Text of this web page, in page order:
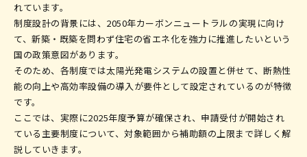
れています。
制度設計の背景には、2050年カーボンニュートラルの実現に向け
て、新築・既築を問わず住宅の省エネ化を強力に推進したいという
国の政策意図があります。
そのため、各制度では太陽光発電システムの設置と併せて、断熱性
能の向上や高効率設備の導入が要件として設定されているのが特徴
です。
ここでは、実際に2025年度予算が確保され、申請受付が開始され
ている主要制度について、対象範囲から補助額の上限まで詳しく解
説していきます。